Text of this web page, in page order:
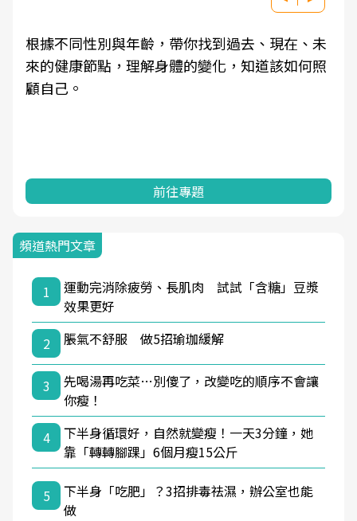
根據不同性別與年齡，帶你找到過去、現在、未
來的健康節點，理解身體的變化，知道該如何照
顧自己。
前往專題
頻道熱門文章
1
運動完消除疲勞、長肌肉 試試「含糖」豆漿
效果更好
2
脹氣不舒服 做5招瑜珈緩解
3
先喝湯再吃菜…別傻了，改變吃的順序不會讓
你瘦！
4
下半身循環好，自然就變瘦！一天3分鐘，她
靠「轉轉腳踝」6個月瘦15公斤
5
下半身「吃肥」？3招排毒祛濕，辦公室也能
做